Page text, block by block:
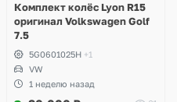
Комплект колёс Lyon R15
оригинал Volkswagen Golf
7.5
5G0601025H +1
VW
1 неделю назад